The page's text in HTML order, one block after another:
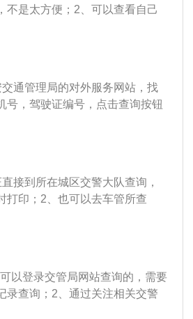
不是太方便；2、可以查看自己
有机动车的变更情况，上面都
息车牌号，如果能查出来说明
车辆信息才能查出来，说明过户
通管理局的对外服务网站，找
号，驾驶证编号，点击查询按钮
区，根据提示输入发动机后六
和行车证到当地的交通大队窗
进行交通违章查询，此查询方
方式进行查询违章，此查询方
接到所在城区交警大队查询，
打印；2、也可以去车管所查
车辆牌号就可以查询违章信
3、还可以在车管所\/交警大队
处理。
以登录交管局网站查询的，需要
录查询；2、通过关注相关交警
打114进行交通违章查询确